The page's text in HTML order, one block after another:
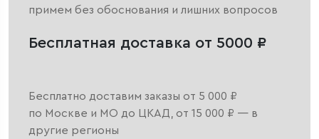
примем без обоснования и лишних вопросов
Бесплатная доставка от 5000 ₽
Бесплатно доставим заказы от 5 000 ₽
по Москве и МО до ЦКАД, от 15 000 ₽ — в
другие регионы